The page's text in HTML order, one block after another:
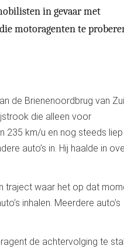
in gevaar met
motoragenten te
de Brienenoordbrug van
die alleen voor
235 km/u en nog steeds
auto’s in. Hij haalde in
traject waar het op dat
inhalen. Meerdere auto’s
de achtervolging te